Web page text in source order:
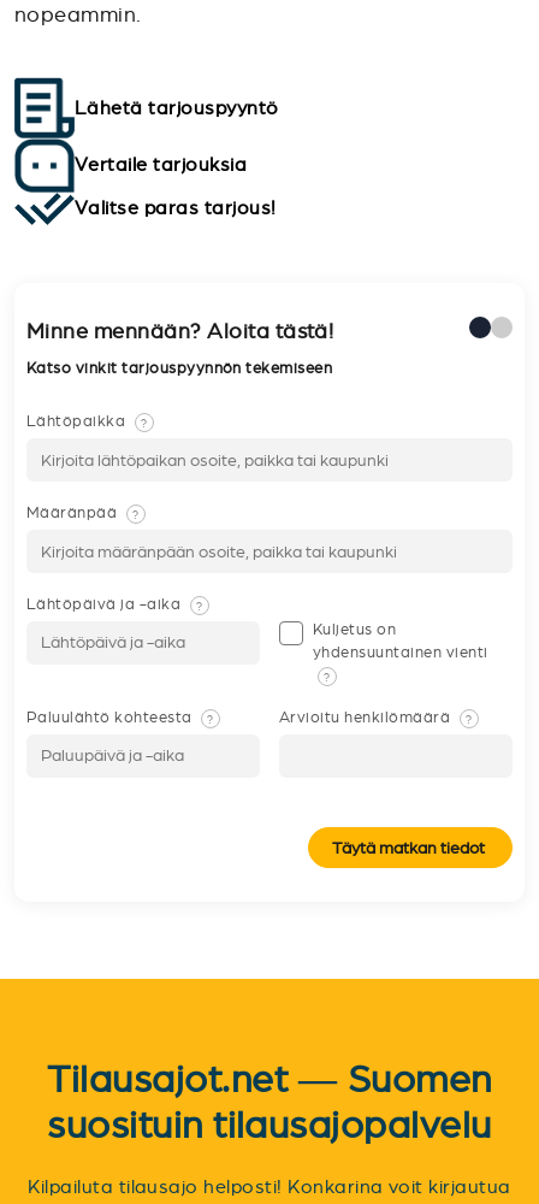
nopeammin.
Lähetä tarjouspyyntö
Vertaile tarjouksia
Valitse paras tarjous!
Minne mennään? Aloita tästä!
Katso vinkit tarjouspyynnön tekemiseen
Lähtöpaikka ?
Määränpää ?
Lähtöpäivä ja -aika ?
Kuljetus on
yhdensuuntainen vienti
?
Paluulähtö kohteesta ? Arvioitu henkilömäärä ?
Täytä matkan tiedot
Tilausajot.net — Suomen
suosituin tilausajopalvelu
Kilpailuta tilausajo helposti! Konkarina voit kirjautua